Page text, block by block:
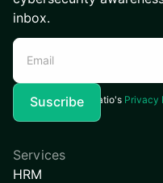
inbox.
I agree to Kymatio's Privacy
Services
HRM